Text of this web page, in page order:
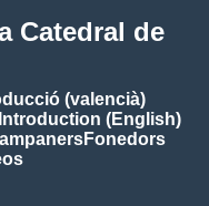
Catedral de
(valencià)
(English)
Fonedors